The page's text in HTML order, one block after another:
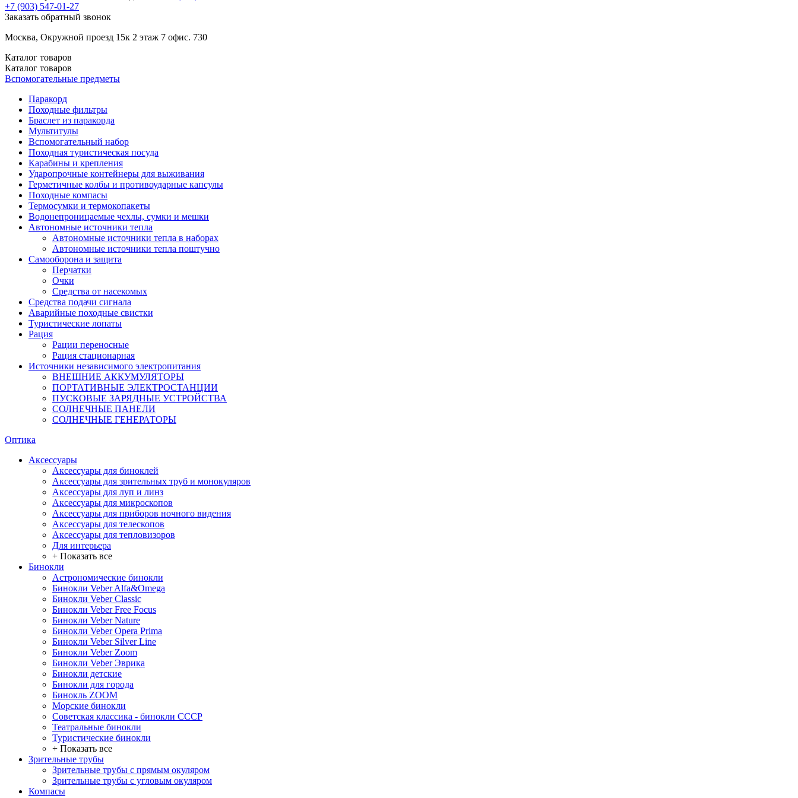
+7 (903) 547-01-27
Заказать обратный звонок
Москва, Окружной проезд 15к 2 этаж 7 офис. 730
Каталог товаров
Каталог товаров
Вспомогательные предметы
Паракорд
Походные фильтры
Браслет из паракорда
Мультитулы
Вспомогательный набор
Походная туристическая посуда
Карабины и крепления
Ударопрочные контейнеры для выживания
Герметичные колбы и противоударные капсулы
Походные компасы
Термосумки и термокопакеты
Водонепроницаемые чехлы, сумки и мешки
Автономные источники тепла
Автономные источники тепла в наборах
Автономные источники тепла поштучно
Самооборона и защита
Перчатки
Очки
Средства от насекомых
Средства подачи сигнала
Аварийные походные свистки
Туристические лопаты
Рация
Рации переносные
Рация стационарная
Источники независимого электропитания
ВНЕШНИЕ АККУМУЛЯТОРЫ
ПОРТАТИВНЫЕ ЭЛЕКТРОСТАНЦИИ
ПУСКОВЫЕ ЗАРЯДНЫЕ УСТРОЙСТВА
СОЛНЕЧНЫЕ ПАНЕЛИ
СОЛНЕЧНЫЕ ГЕНЕРАТОРЫ
Оптика
Аксессуары
Аксессуары для биноклей
Аксессуары для зрительных труб и монокуляров
Аксессуары для луп и линз
Аксессуары для микроскопов
Аксессуары для приборов ночного видения
Аксессуары для телескопов
Аксессуары для тепловизоров
Для интерьера
+ Показать все
Бинокли
Астрономические бинокли
Бинокли Veber Alfa&Omega
Бинокли Veber Classic
Бинокли Veber Free Focus
Бинокли Veber Nature
Бинокли Veber Opera Prima
Бинокли Veber Silver Line
Бинокли Veber Zoom
Бинокли Veber Эврика
Бинокли детские
Бинокли для города
Бинокль ZOOM
Морские бинокли
Советская классика - бинокли СССР
Театральные бинокли
Туристические бинокли
+ Показать все
Зрительные трубы
Зрительные трубы с прямым окуляром
Зрительные трубы с угловым окуляром
Компасы